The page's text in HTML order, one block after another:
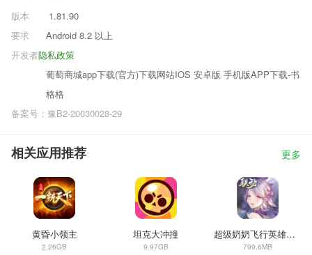
版本
1.81.90
要求
Android 8.2 以上
隐私政策
开发者
葡萄商城app下载(官方)下载网站IOS 安卓版 手机版APP下载-书
格格
备案号：豫B2-20030028-29
相关应用推荐 更多
黄昏小领主
2.26GB
坦克大冲撞
9.97GB
超级奶奶飞行英雄冒险
799.6MB